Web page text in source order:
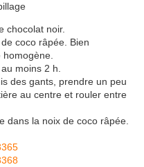
chocolat noir.
coco râpée. Bien
moins 2 h.
des gants, prendre un peu
au centre et rouler entre
dans la noix de coco râpée.